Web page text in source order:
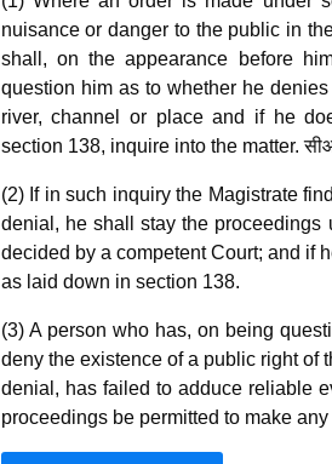
nuisance or danger to the public in
shall, on the appearance before
question him as to whether he
river, channel or place and if he
section 138, inquire into the matter.
(2) If in such inquiry the Magistrate
denial, he shall stay the proceedings
decided by a competent Court; and if
as laid down in section 138.
(3) A person who has, on being
deny the existence of a public right of
denial, has failed to adduce reliable
proceedings be permitted to make